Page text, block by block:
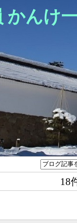
かんけ
18